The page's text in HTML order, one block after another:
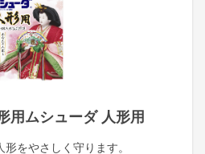
用ムシューダ 人形用
をやさしく守ります。